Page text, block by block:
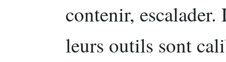
contenir,
leurs outils sont